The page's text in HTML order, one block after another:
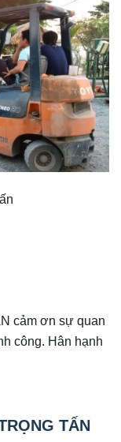
cảm ơn sự quan
công. Hân hạnh
TẤN